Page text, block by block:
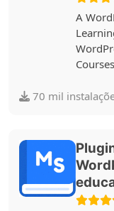
A
70 mil